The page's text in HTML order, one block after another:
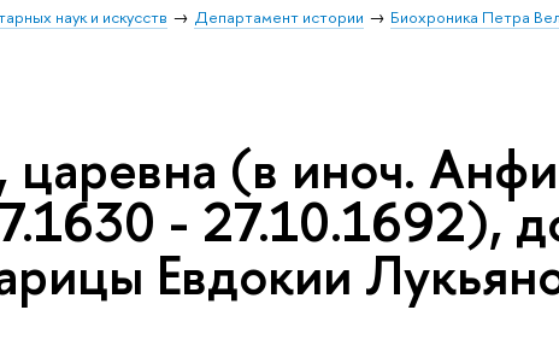
наук и искусств Департамент истории
Биохроника Петра
(в иноч.
- 27.10.1692),
Евдокии